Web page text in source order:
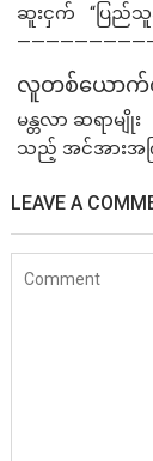
ဆူးငှက် “ပြည်သူ
လူတစ်ယောက်၏
မန္တလာ ဆရာမ
သည့် အင်အားအက
LEAVE A